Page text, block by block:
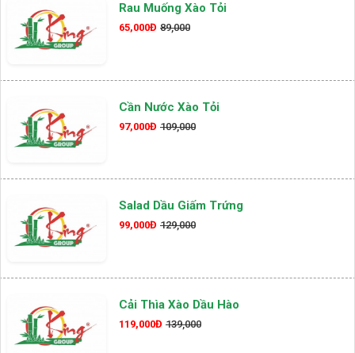
Rau Muống Xào Tỏi
65,000Đ 89,000
Cần Nước Xào Tỏi
97,000Đ 109,000
Salad Dầu Giấm Trứng
99,000Đ 129,000
Cải Thìa Xào Dầu Hào
119,000Đ 139,000